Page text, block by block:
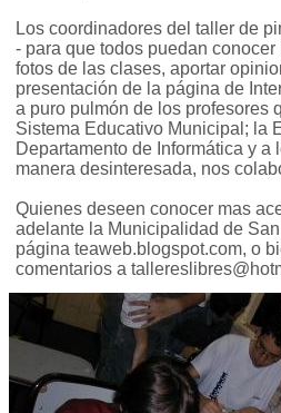
Los coordinadores del taller de
- para que todos puedan
fotos de las clases, aportar
presentación de la página de
a puro pulmón de los profesores
Sistema Educativo Municipal; la
Departamento de Informática y
manera desinteresada, nos
Quienes deseen conocer mas
adelante la Municipalidad de
página teaweb.blogspot.com, o
comentarios a